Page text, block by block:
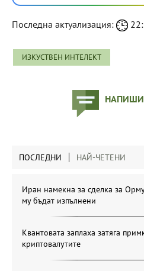
Последна актуализация:
ИЗКУСТВЕН ИНТЕЛЕКТ
ПОСЛЕДНИ НАЙ-ЧЕТЕНИ
Иран намекна за сделка за
му бъдат изпълнени
Квантовата заплаха затяга
криптовалутите